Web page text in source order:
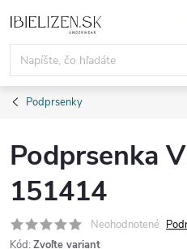
na
obsah
Podprsenky
Podprsenka
151414
Neohodnotené
Kód: Zvoľte variant